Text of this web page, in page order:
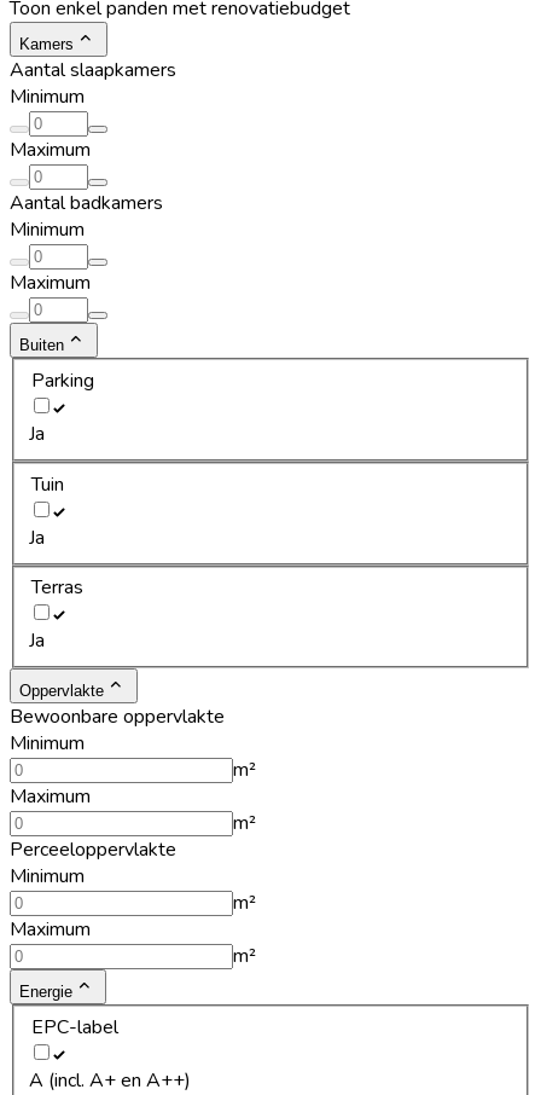
Toon enkel panden met renovatiebudget
Kamers
Aantal slaapkamers
Minimum
Maximum
Aantal badkamers
Minimum
Maximum
Buiten
Parking
Ja
Tuin
Ja
Terras
Ja
Oppervlakte
Bewoonbare oppervlakte
Minimum
m²
Maximum
m²
Perceeloppervlakte
Minimum
m²
Maximum
m²
Energie
EPC-label
A (incl. A+ en A++)